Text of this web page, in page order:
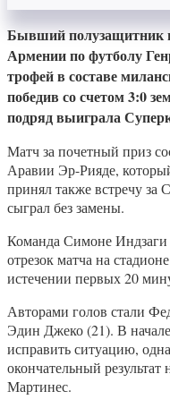
Бывший полузащитник
Армении по футболу
трофей в составе
победив со счетом 3:0
подряд выиграла
Матч за почетный приз
Аравии Эр-Рияде,
принял также встречу
сыграл без замены.
Команда Симоне Индзаги
отрезок матча на
истечении первых 20
Авторами голов стали
Эдин Джеко (21). В
исправить ситуацию,
окончательный
Мартинес.